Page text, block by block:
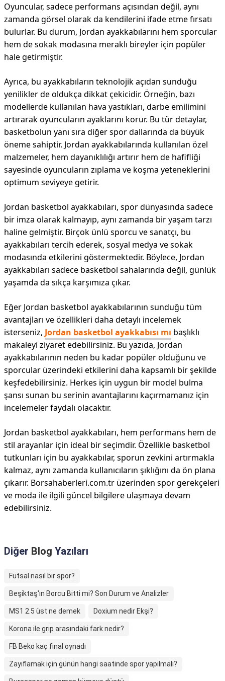
Oyuncular, sadece performans açısından değil, aynı
zamanda görsel olarak da kendilerini ifade etme fırsatı
bulurlar. Bu durum, Jordan ayakkabılarını hem sporcular
hem de sokak modasına meraklı bireyler için popüler
hale getirmiştir.
Ayrıca, bu ayakkabıların teknolojik açıdan sunduğu
yenilikler de oldukça dikkat çekicidir. Örneğin, bazı
modellerde kullanılan hava yastıkları, darbe emilimini
artırarak oyuncuların ayaklarını korur. Bu tür detaylar,
basketbolun yanı sıra diğer spor dallarında da büyük
öneme sahiptir. Jordan ayakkabılarında kullanılan özel
malzemeler, hem dayanıklılığı artırır hem de hafifliği
sayesinde oyuncuların zıplama ve koşma yeteneklerini
optimum seviyeye getirir.
Jordan basketbol ayakkabıları, spor dünyasında sadece
bir imza olarak kalmayıp, aynı zamanda bir yaşam tarzı
haline gelmiştir. Birçok ünlü sporcu ve sanatçı, bu
ayakkabıları tercih ederek, sosyal medya ve sokak
modasında etkilerini göstermektedir. Böylece, Jordan
ayakkabıları sadece basketbol sahalarında değil, günlük
yaşamda da sıkça karşımıza çıkar.
Eğer Jordan basketbol ayakkabılarının sunduğu tüm
avantajları ve özellikleri daha detaylı incelemek
isterseniz, Jordan basketbol ayakkabısı mı başlıklı
makaleyi ziyaret edebilirsiniz. Bu yazıda, Jordan
ayakkabılarının neden bu kadar popüler olduğunu ve
sporcular üzerindeki etkilerini daha kapsamlı bir şekilde
keşfedebilirsiniz. Herkes için uygun bir model bulma
şansı sunan bu serinin avantajlarını kaçırmamanız için
incelemeler faydalı olacaktır.
Jordan basketbol ayakkabıları, hem performans hem de
stil arayanlar için ideal bir seçimdir. Özellikle basketbol
tutkunları için bu ayakkabılar, sporun zevkini artırmakla
kalmaz, aynı zamanda kullanıcıların şıklığını da ön plana
çıkarır. Borsahaberleri.com.tr üzerinden spor gerekçeleri
ve moda ile ilgili güncel bilgilere ulaşmaya devam
edebilirsiniz.
Diğer Blog Yazıları
Futsal nasıl bir spor?
Beşiktaş'ın Borcu Bitti mi? Son Durum ve Analizler
MS1 2.5 üst ne demek Doxium nedir Ekşi?
Korona ile grip arasındaki fark nedir?
FB Beko kaç final oynadı
Zayıflamak için günün hangi saatinde spor yapılmalı?